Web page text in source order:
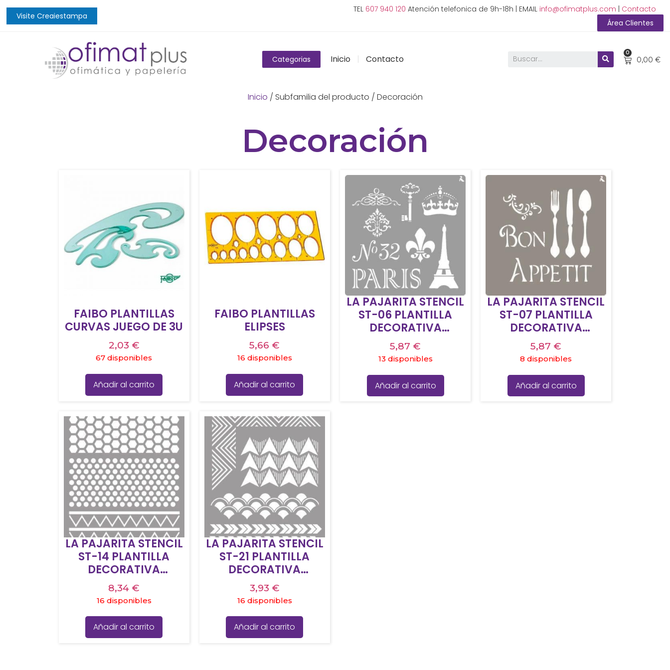
Visite Creaiestampa
TEL 607 940 120 Atención telefonica de 9h-18h | EMAIL info@ofimatplus.com
Contacto
Área Clientes
Categorias Inicio Contacto 0,00 €
0
Inicio / Subfamilia del producto / Decoración
Decoración
FAIBO PLANTILLAS
CURVAS JUEGO DE 3U
2,03 €
67 disponibles
Añadir al carrito
FAIBO PLANTILLAS
ELIPSES
5,66 €
16 disponibles
Añadir al carrito
LA PAJARITA STENCIL
ST-06 PLANTILLA
DECORATIVA
MODELO PARIS
5,87 €
13 disponibles
Añadir al carrito
LA PAJARITA STENCIL
ST-07 PLANTILLA
DECORATIVA
MODELO BON
APPETIT
5,87 €
8 disponibles
Añadir al carrito
LA PAJARITA STENCIL
ST-14 PLANTILLA
DECORATIVA
MODELO TEXTURES
8,34 €
16 disponibles
Añadir al carrito
LA PAJARITA STENCIL
ST-21 PLANTILLA
DECORATIVA
MODELO GEOMETRIC
3,93 €
16 disponibles
Añadir al carrito